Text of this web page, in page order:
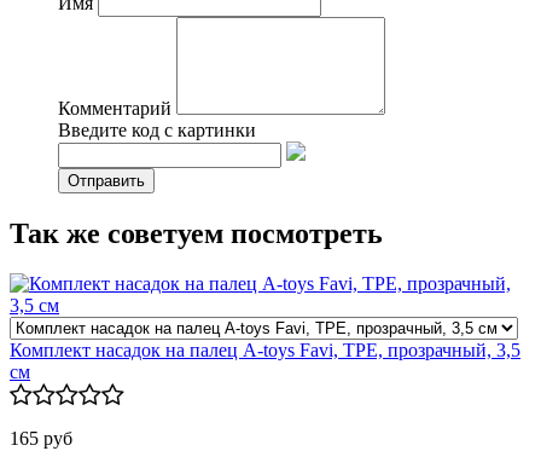
Комментарий
Введите код с картинки
Так же советуем посмотреть
Комплект насадок на палец A-toys Favi, TPE, прозрачный, 3,5
см
165 руб